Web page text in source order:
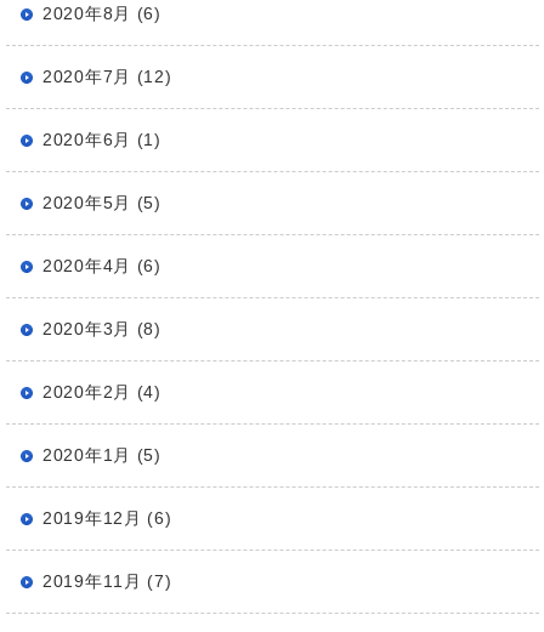
2020年8月 (6)
2020年7月 (12)
2020年6月 (1)
2020年5月 (5)
2020年4月 (6)
2020年3月 (8)
2020年2月 (4)
2020年1月 (5)
2019年12月 (6)
2019年11月 (7)